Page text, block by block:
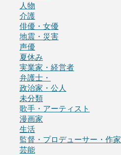
人物
介護
俳優・女優
地震・災害
声優
夏休み
実業家・経営者
弁護士・
政治家・公人
未分類
歌手・アーティスト
漫画家
生活
監督・プロデューサー・作家
芸能